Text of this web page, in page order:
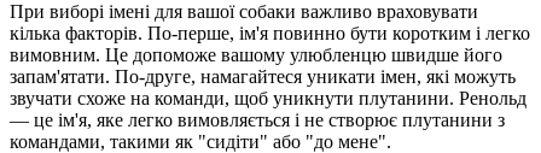
При виборі імені для вашої собаки важливо враховувати
кілька факторів. По-перше, ім'я повинно бути коротким і легко
вимовним. Це допоможе вашому улюбленцю швидше його
запам'ятати. По-друге, намагайтеся уникати імен, які можуть
звучати схоже на команди, щоб уникнути плутанини. Ренольд
— це ім'я, яке легко вимовляється і не створює плутанини з
командами, такими як "сидіти" або "до мене".